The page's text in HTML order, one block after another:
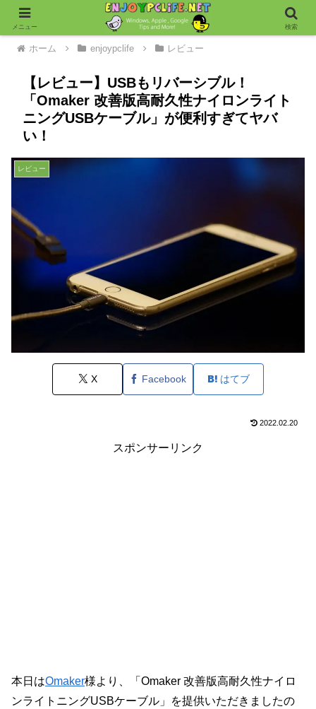
ホーム enjoypclife レビュー
【レビュー】USBもリバーシブル！
「Omaker 改善版高耐久性ナイロンライト
ニングUSBケーブル」が便利すぎてヤバ
い！
レビュー
X Facebook はてブ
2022.02.20
スポンサーリンク
本日はOmaker様より、「Omaker 改善版高耐久性ナイロ
ンライトニングUSBケーブル」を提供いただきましたの
メニュー 検索